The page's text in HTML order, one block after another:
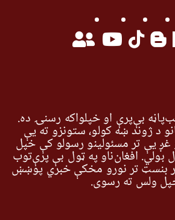
بې‌پرې او خپلواکه رسنۍ ده.
د ژوند ښه کولو، ستونزو ته یې
غږ یې تر مسئولینو رسولو کې خپل
افغان‌ناو په ټول بې پرې‌توب
بنسټ تر نورو مخکې خبري پوښښ
ولس ته رسوي.